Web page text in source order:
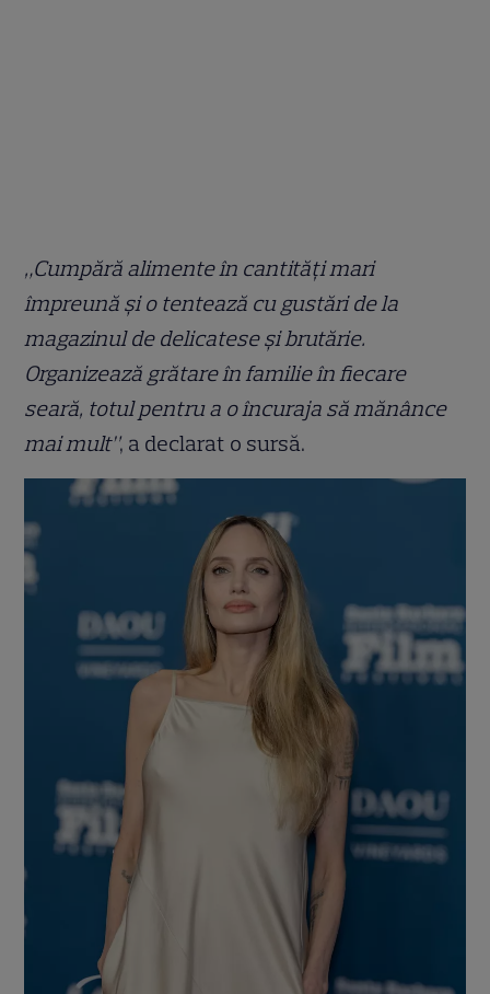
„Cumpără alimente în cantități mari
împreună și o tentează cu gustări de la
magazinul de delicatese și brutărie.
Organizează grătare în familie în fiecare
seară, totul pentru a o încuraja să mănânce
mai mult”, a declarat o sursă.